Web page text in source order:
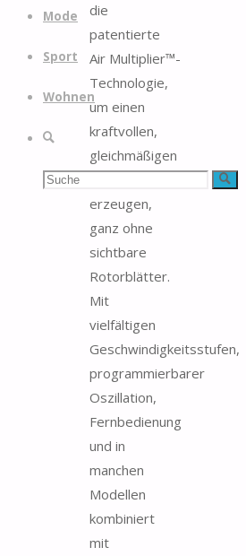
Mode
Sport
Wohnen
Suche
Suchen Suche
die
patentierte
Air Multiplier™-
Technologie,
um einen
kraftvollen,
gleichmäßigen
erzeugen,
ganz ohne
sichtbare
Rotorblätter.
Mit
vielfältigen
Geschwindigkeitsstufen,
programmierbarer
Oszillation,
Fernbedienung
und in
manchen
Modellen
kombiniert
mit